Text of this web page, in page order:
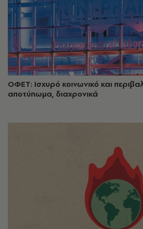
ΟΦΕΤ: Ισχυρό κοινωνικό και
αποτύπωμα, διαχρονικά